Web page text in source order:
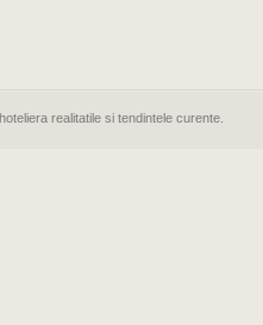
realitatile si tendintele curente.